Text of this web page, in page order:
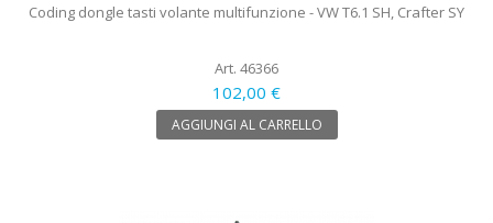
Coding dongle tasti volante multifunzione - VW T6.1 SH, Crafter SY
Art. 46366
102,00 €
AGGIUNGI AL CARRELLO